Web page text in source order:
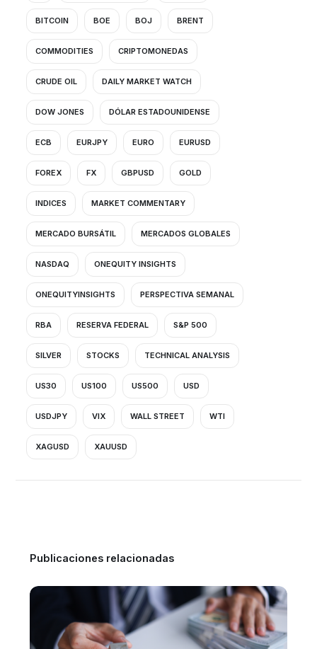
BITCOIN BOE BOJ BRENT
COMMODITIES CRIPTOMONEDAS
CRUDE OIL DAILY MARKET WATCH
DOW JONES DÓLAR ESTADOUNIDENSE
ECB EURJPY EURO EURUSD
FOREX FX GBPUSD GOLD
INDICES MARKET COMMENTARY
MERCADO BURSÁTIL MERCADOS GLOBALES
NASDAQ ONEQUITY INSIGHTS
ONEQUITYINSIGHTS PERSPECTIVA SEMANAL
RBA RESERVA FEDERAL S&P 500
SILVER STOCKS TECHNICAL ANALYSIS
US30 US100 US500 USD
USDJPY VIX WALL STREET WTI
XAGUSD XAUUSD
Publicaciones relacionadas